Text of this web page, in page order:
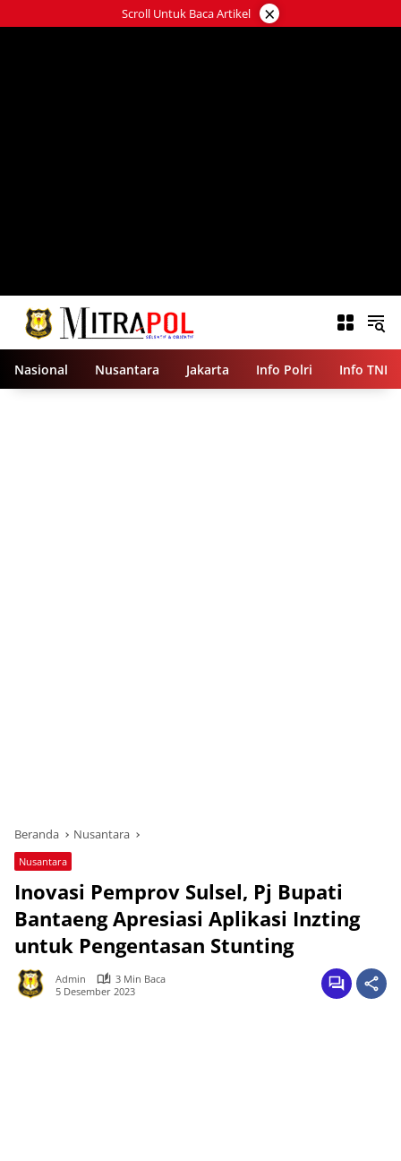
ke
Scroll Untuk Baca Artikel ×
Nasional Nusantara Jakarta Info Polri Info TNI
Beranda Nusantara
Nusantara
Inovasi Pemprov Sulsel, Pj Bupati
Bantaeng Apresiasi Aplikasi Inzting
untuk Pengentasan Stunting
Admin
3 Min Baca
5 Desember 2023